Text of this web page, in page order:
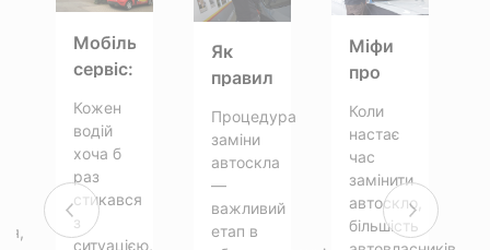
Мобільний
сервіс:
потрібно
знати
про
ремонт
автоскла
Кожен
водій
хоча б
раз
стикався
з
ситуацією,
Як
правильно
автомобіль
після
заміни
скла
Процедура
заміни
автоскла
—
важливий
етап в
Міфи
про
лобового
скла:
що
правда,
а що
Коли
настає
час
замінити
автоскло,
більшість